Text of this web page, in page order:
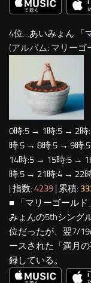
4位…あいみょん 「
(アルバム: マリーゴ
0時:5 → 1時:5 → 2
時:5 → 8時:5 → 9時
14時:5 → 15時:5 →
時:5 → 21時:4 → 22
| 指数: 4239 | 累積:
■ 「マリーゴール
みょんの5thシング
位だったが、翌7/
ースされた「満月
録している。